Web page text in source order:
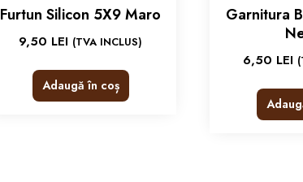
Furtun Silicon 5X9 Maro
9,50 LEI (TVA INCLUS)
Adaugă în coș
Garnitura
6,50 LEI